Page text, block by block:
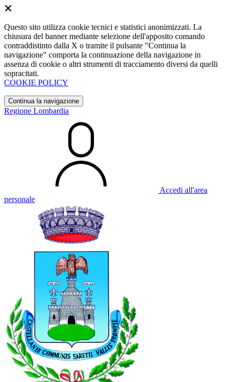
Questo sito utilizza cookie tecnici e statistici anonimizzati. La
chiusura del banner mediante selezione dell'apposito comando
contraddistinto dalla X o tramite il pulsante "Continua la
navigazione" comporta la continuazione della navigazione in
assenza di cookie o altri strumenti di tracciamento diversi da quelli
sopracitati.
COOKIE POLICY
Continua la navigazione
Regione Lombardia
Accedi all'area
personale